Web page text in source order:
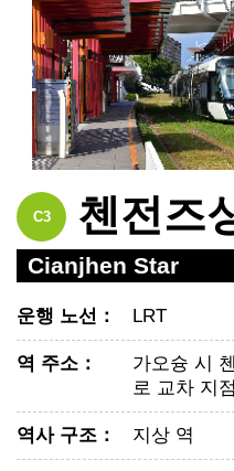
C3 첸전즈
Cianjhen Star
운행 노선 ： LRT
역 주소 ：
가오슝 시
로 교차 지점
역사 구조 ： 지상 역